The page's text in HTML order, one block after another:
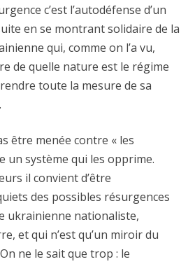
c’est l’autodéfense d’un
en se montrant solidaire de la
qui, comme on l’a vu,
de quelle nature est le régime
toute la mesure de sa
être menée contre « les
un système qui les opprime.
il convient d’être
des possibles résurgences
ukrainienne nationaliste,
et qui n’est qu’un miroir du
ne le sait que trop : le